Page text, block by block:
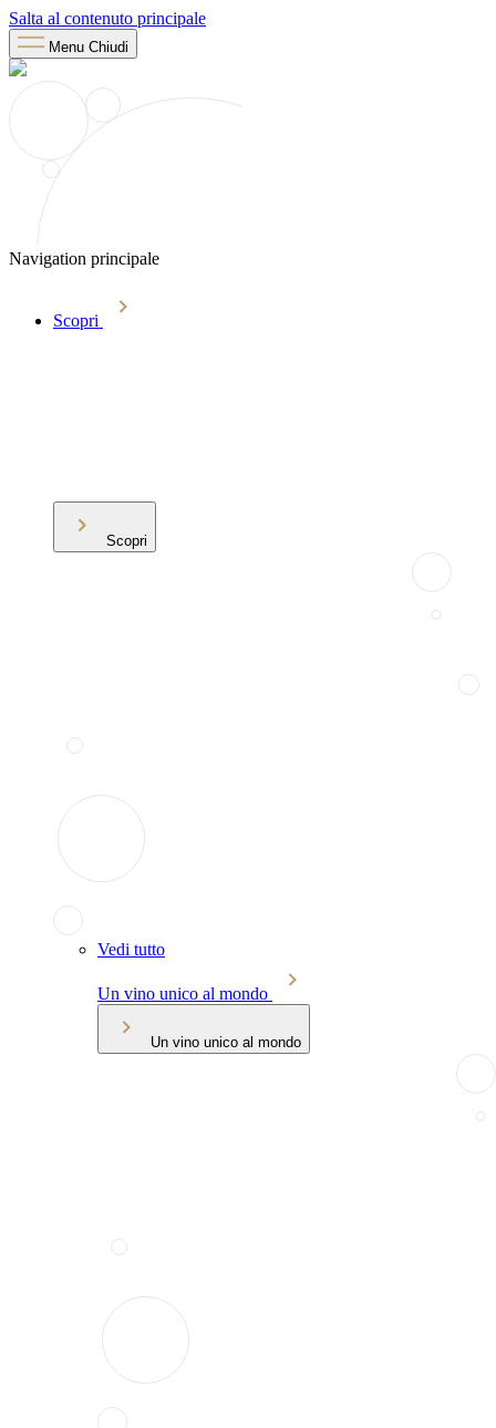
Salta al contenuto principale
Menu Chiudi
Navigation principale
Scopri
Scopri
Vedi tutto
Un vino unico al mondo
Un vino unico al mondo